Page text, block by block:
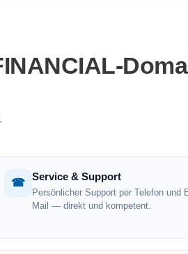
☎
Service & Support
Persönlicher Support per Telefon und
Mail — direkt und kompetent.